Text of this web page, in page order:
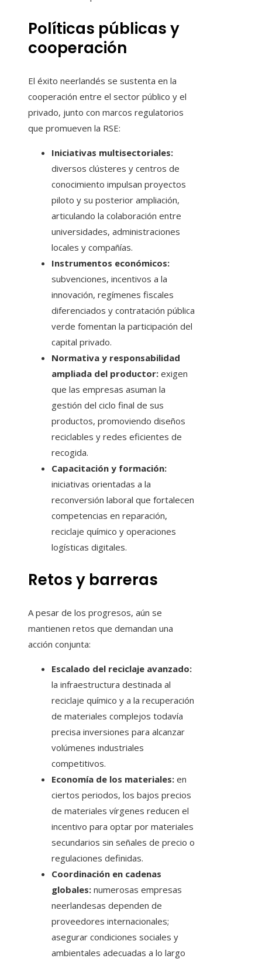
Políticas públicas y
cooperación
El éxito neerlandés se sustenta en la
cooperación entre el sector público y el
privado, junto con marcos regulatorios
que promueven la RSE:
Iniciativas multisectoriales:
diversos clústeres y centros de
conocimiento impulsan proyectos
piloto y su posterior ampliación,
articulando la colaboración entre
universidades, administraciones
locales y compañías.
Instrumentos económicos:
subvenciones, incentivos a la
innovación, regímenes fiscales
diferenciados y contratación pública
verde fomentan la participación del
capital privado.
Normativa y responsabilidad
ampliada del productor: exigen
que las empresas asuman la
gestión del ciclo final de sus
productos, promoviendo diseños
reciclables y redes eficientes de
recogida.
Capacitación y formación:
iniciativas orientadas a la
reconversión laboral que fortalecen
competencias en reparación,
reciclaje químico y operaciones
logísticas digitales.
Retos y barreras
A pesar de los progresos, aún se
mantienen retos que demandan una
acción conjunta:
Escalado del reciclaje avanzado:
la infraestructura destinada al
reciclaje químico y a la recuperación
de materiales complejos todavía
precisa inversiones para alcanzar
volúmenes industriales
competitivos.
Economía de los materiales: en
ciertos periodos, los bajos precios
de materiales vírgenes reducen el
incentivo para optar por materiales
secundarios sin señales de precio o
regulaciones definidas.
Coordinación en cadenas
globales: numerosas empresas
neerlandesas dependen de
proveedores internacionales;
asegurar condiciones sociales y
ambientales adecuadas a lo largo